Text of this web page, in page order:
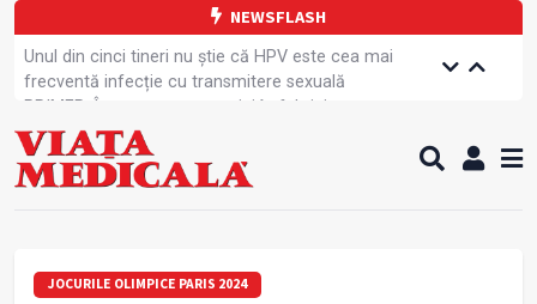
NEWSFLASH
Unul din cinci tineri nu știe că HPV este cea mai
frecventă infecție cu transmitere sexuală
PRIMER: Întreruperea energiei în fabrici ar pune
pacienții în pericol
Subiecte unice la examenul de specialist
Comercializarea unor medicamente, blocată
caniculă?
JOCURILE OLIMPICE PARIS 2024